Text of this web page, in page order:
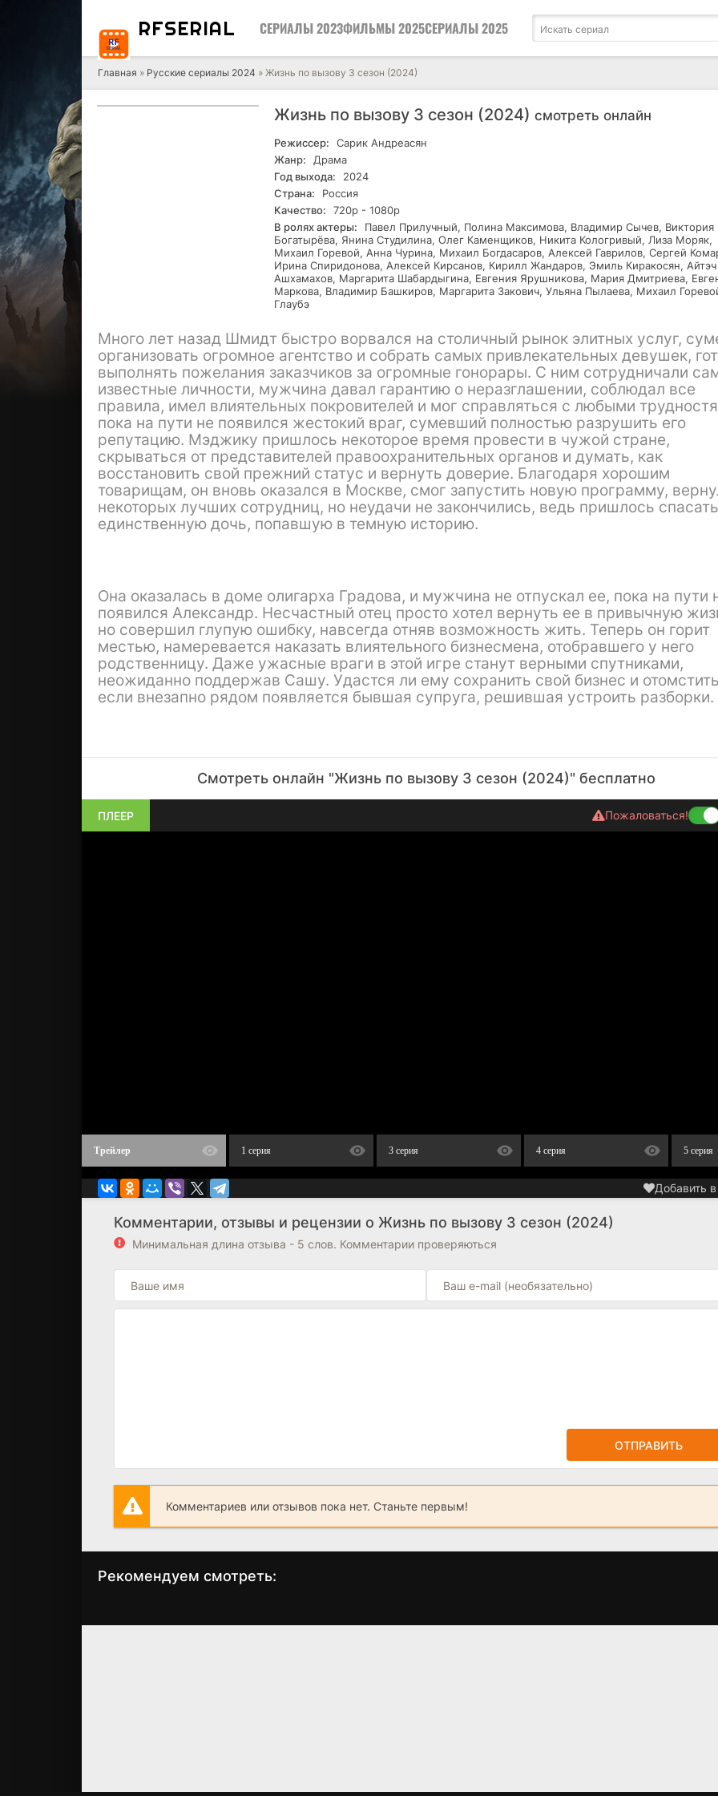
RFSERIAL СЕРИАЛЫ 2023ФИЛЬМЫ 2025СЕРИАЛЫ 2025
Главная » Русские сериалы 2024 » Жизнь по вызову 3 сезон (2024)
Жизнь по вызову 3 сезон (2024) смотреть онлайн
Режиссер:
Сарик Андреасян
Жанр:
Драма
Год выхода:
2024
Страна:
Россия
Качество:
720р - 1080р
В ролях актеры:
Павел Прилучный, Полина Максимова, Владимир Сычев, Виктория
Богатырёва, Янина Студилина, Олег Каменщиков, Никита Кологривый, Лиза Моряк,
Михаил Горевой, Анна Чурина, Михаил Богдасаров, Алексей Гаврилов, Сергей
Ирина Спиридонова, Алексей Кирсанов, Кирилл Жандаров, Эмиль Киракосян, Айтэч
Ашхамахов, Маргарита Шабардыгина, Евгения Ярушникова, Мария Дмитриева,
Маркова, Владимир Башкиров, Маргарита Закович, Ульяна Пылаева, Михаил
Глаубэ
Много лет назад Шмидт быстро ворвался на столичный рынок элитных услуг,
организовать огромное агентство и собрать самых привлекательных девушек,
выполнять пожелания заказчиков за огромные гонорары. С ним сотрудничали
известные личности, мужчина давал гарантию о неразглашении, соблюдал все
правила, имел влиятельных покровителей и мог справляться с любыми
пока на пути не появился жестокий враг, сумевший полностью разрушить его
репутацию. Мэджику пришлось некоторое время провести в чужой стране,
скрываться от представителей правоохранительных органов и думать, как
восстановить свой прежний статус и вернуть доверие. Благодаря хорошим
товарищам, он вновь оказался в Москве, смог запустить новую программу,
некоторых лучших сотрудниц, но неудачи не закончились, ведь пришлось спасать
единственную дочь, попавшую в темную историю.
Она оказалась в доме олигарха Градова, и мужчина не отпускал ее, пока на пути
появился Александр. Несчастный отец просто хотел вернуть ее в привычную
но совершил глупую ошибку, навсегда отняв возможность жить. Теперь он горит
местью, намеревается наказать влиятельного бизнесмена, отобравшего у него
родственницу. Даже ужасные враги в этой игре станут верными спутниками,
неожиданно поддержав Сашу. Удастся ли ему сохранить свой бизнес и
если внезапно рядом появляется бывшая супруга, решившая устроить разборки.
Смотреть онлайн "Жизнь по вызову 3 сезон (2024)" бесплатно
ПЛЕЕР Пожаловаться!
Трейлер 1 серия 3 серия 4 серия 5 серия
Добавить
Комментарии, отзывы и рецензии о Жизнь по вызову 3 сезон (2024)
Минимальная длина отзыва - 5 слов. Комментарии проверяються
ОТПРАВИТЬ
Комментариев или отзывов пока нет. Станьте первым!
Рекомендуем смотреть: